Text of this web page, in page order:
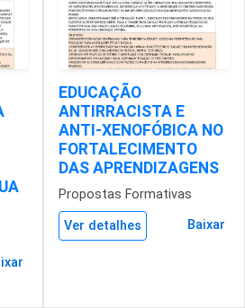
EDUCAÇÃO
ANTIRRACISTA E
ANTI-XENOFÓBICA NO
FORTALECIMENTO
DAS APRENDIZAGENS
Propostas Formativas
Ver detalhes Baixar